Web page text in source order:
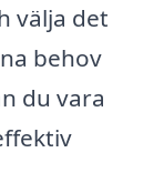
välja det
behov
du vara